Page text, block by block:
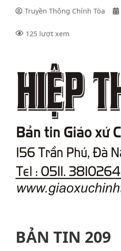
Truyền Thông Chính Tòa
125 lượt xem
BẢN TIN 209